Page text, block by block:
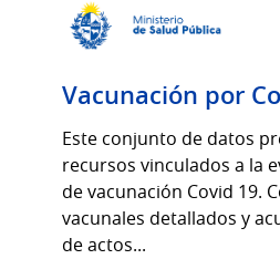
Vacunación por
Este conjunto de datos
recursos vinculados a la
de vacunación Covid 19.
vacunales detallados y
de actos...